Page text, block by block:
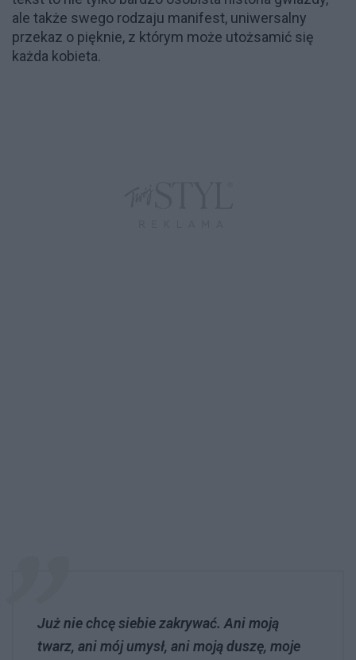
ale także swego rodzaju manifest, uniwersalny
przekaz o pięknie, z którym może utożsamić się
każda kobieta.
Już nie chcę siebie zakrywać. Ani moją
twarz, ani mój umysł, ani moją duszę, moje